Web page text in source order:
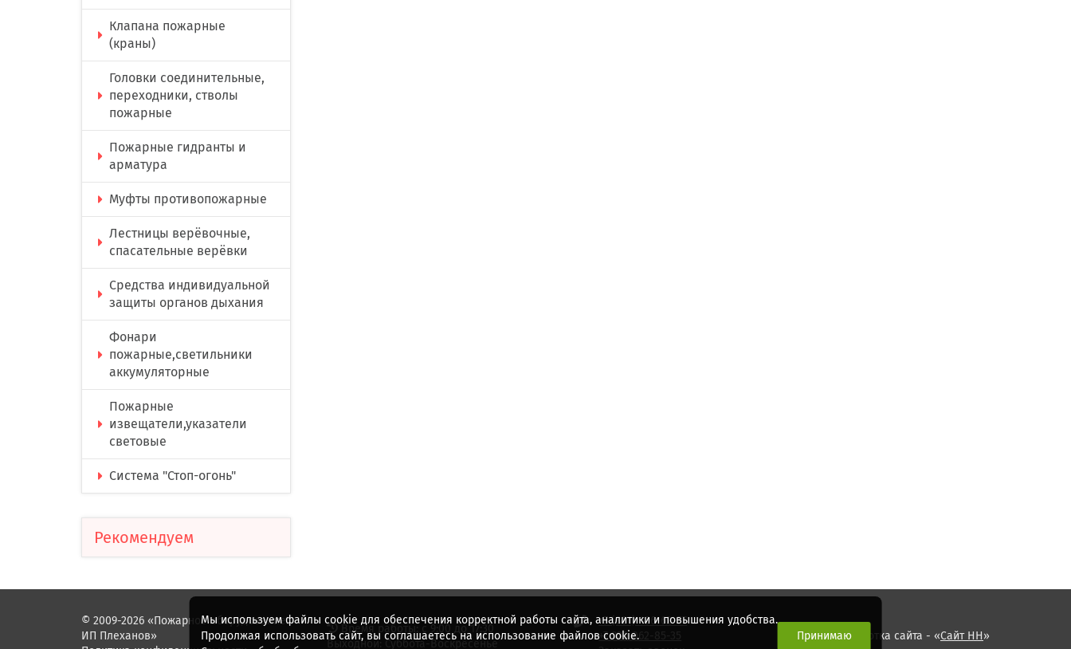
Клапана пожарные
(краны)
Головки соединительные,
переходники, стволы
пожарные
Пожарные гидранты и
арматура
Муфты противопожарные
Лестницы верёвочные,
спасательные верёвки
Средства индивидуальной
защиты органов дыхания
Фонари
пожарные,светильники
аккумуляторные
Пожарные
извещатели,указатели
световые
Система "Стоп-огонь"
Рекомендуем
© 2009-2026 «Пожарное оборудование.
ИП Плеханов»
Время работы: с 9:00 до 17:30
Выходной: Суббота-Воскресенье
+7 (831) 436-62-57
+7 920 062-85-35
Разработка сайта - «Сайт НН»
Мы используем файлы cookie для обеспечения корректной работы сайта, аналитики и повышения удобства.
Продолжая использовать сайт, вы соглашаетесь на использование файлов cookie.
Принимаю